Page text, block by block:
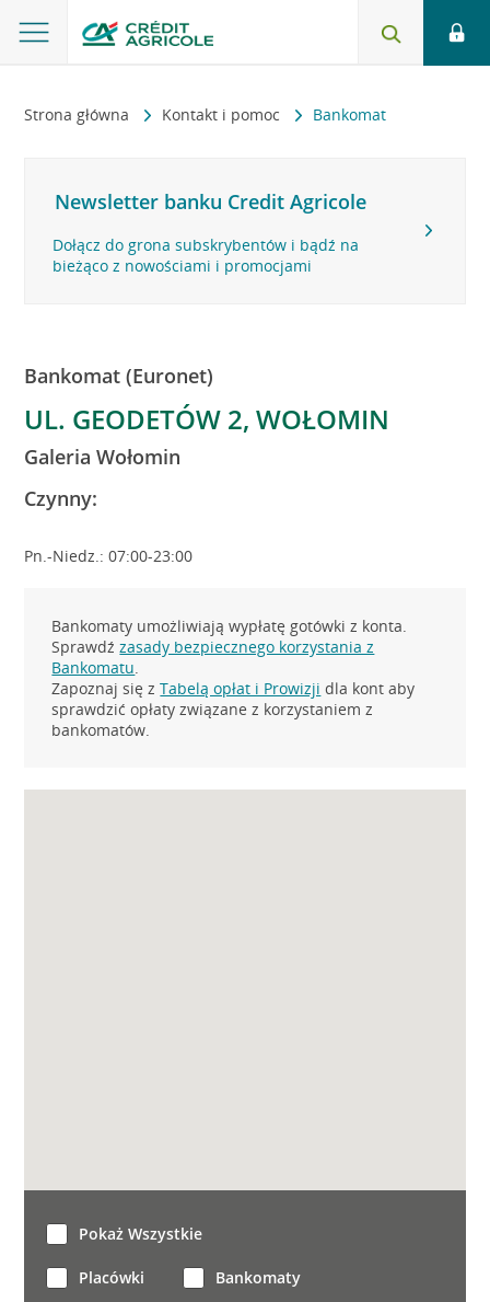
Strona główna Kontakt i pomoc Bankomat
Newsletter banku Credit Agricole
Dołącz do grona subskrybentów i bądź na
bieżąco z nowościami i promocjami
Bankomat (Euronet)
UL. GEODETÓW 2, WOŁOMIN
Galeria Wołomin
Czynny:
Pn.-Niedz.: 07:00-23:00
Bankomaty umożliwiają wypłatę gotówki z konta.
Sprawdźzasady bezpiecznego korzystania z
Bankomatu.
Zapoznaj się zTabelą opłat i Prowizji dla kont aby
sprawdzić opłaty związane z korzystaniem z
bankomatów.
Pokaż Wszystkie
Placówki Bankomaty